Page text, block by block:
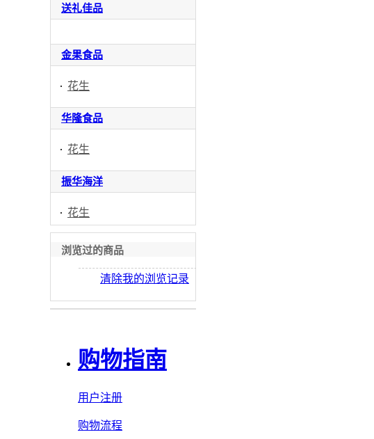
送礼佳品
金果食品
花生
华隆食品
花生
振华海洋
花生
浏览过的商品
清除我的浏览记录
购物指南
用户注册
购物流程